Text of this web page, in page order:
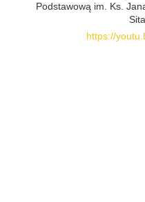
Podstawową im. Ks.
https://